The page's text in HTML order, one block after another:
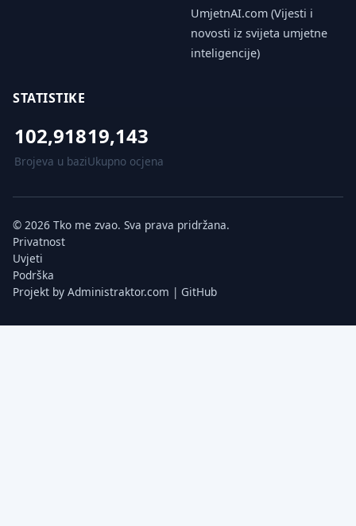
UmjetnAI.com (Vijesti i
novosti iz svijeta umjetne
inteligencije)
STATISTIKE
102,918
Brojeva u bazi
19,143
Ukupno ocjena
© 2026 Tko me zvao. Sva prava pridržana.
Privatnost
Uvjeti
Podrška
Projekt by Administraktor.com | GitHub